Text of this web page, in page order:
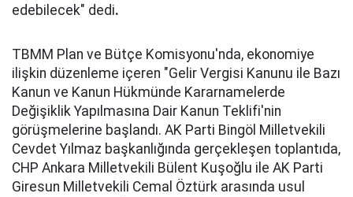
edebilecek" dedi.
TBMM Plan ve Bütçe Komisyonu'nda, ekonomiye
ilişkin düzenleme içeren "Gelir Vergisi Kanunu ile Bazı
Kanun ve Kanun Hükmünde Kararnamelerde
Değişiklik Yapılmasına Dair Kanun Teklifi'nin
görüşmelerine başlandı. AK Parti Bingöl Milletvekili
Cevdet Yılmaz başkanlığında gerçekleşen toplantıda,
CHP Ankara Milletvekili Bülent Kuşoğlu ile AK Parti
Giresun Milletvekili Cemal Öztürk arasında usul